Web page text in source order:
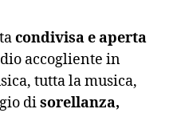
condivisa e aperta
accogliente in
tutta la musica,
disorellanza,